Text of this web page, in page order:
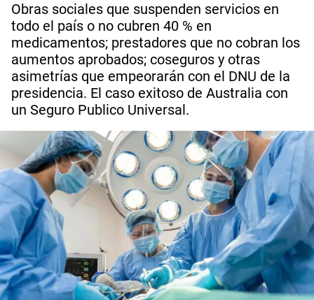
Obras sociales que suspenden servicios en
todo el país o no cubren 40 % en
medicamentos; prestadores que no cobran los
aumentos aprobados; coseguros y otras
asimetrías que empeorarán con el DNU de la
presidencia. El caso exitoso de Australia con
un Seguro Publico Universal.